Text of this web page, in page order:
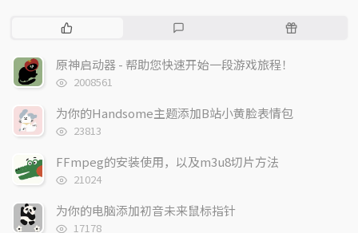
热
文
章
评
论
随
原神启动器 - 帮助您快速开始一段游戏旅程！
浏
次
数:
2008561
为你的Handsome主题添加B站小黄脸表情包
浏
数:
23813
FFmpeg的安装使用，以及m3u8切片方法
浏
次
数:
21024
为你的电脑添加初音未来鼠标指针
浏
17178